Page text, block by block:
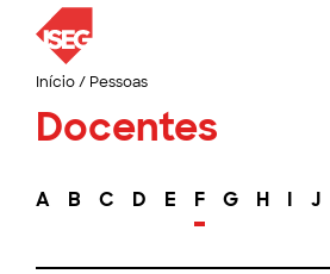
Início/ Pessoas
Docentes
A B C D E F G H I J